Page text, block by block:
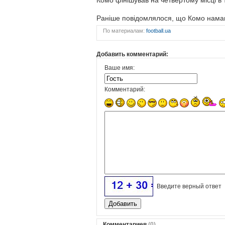
Раніше повідомлялося, що Комо
По материалам: football.ua
Добавить комментарий:
Ваше имя:
Комментарий:
Введите верный ответ